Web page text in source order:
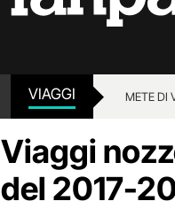
VIAGGI METE DI
Viaggi
del 2017-